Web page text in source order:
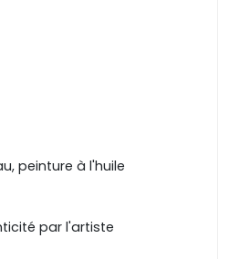
peinture à l'huile
par l'artiste